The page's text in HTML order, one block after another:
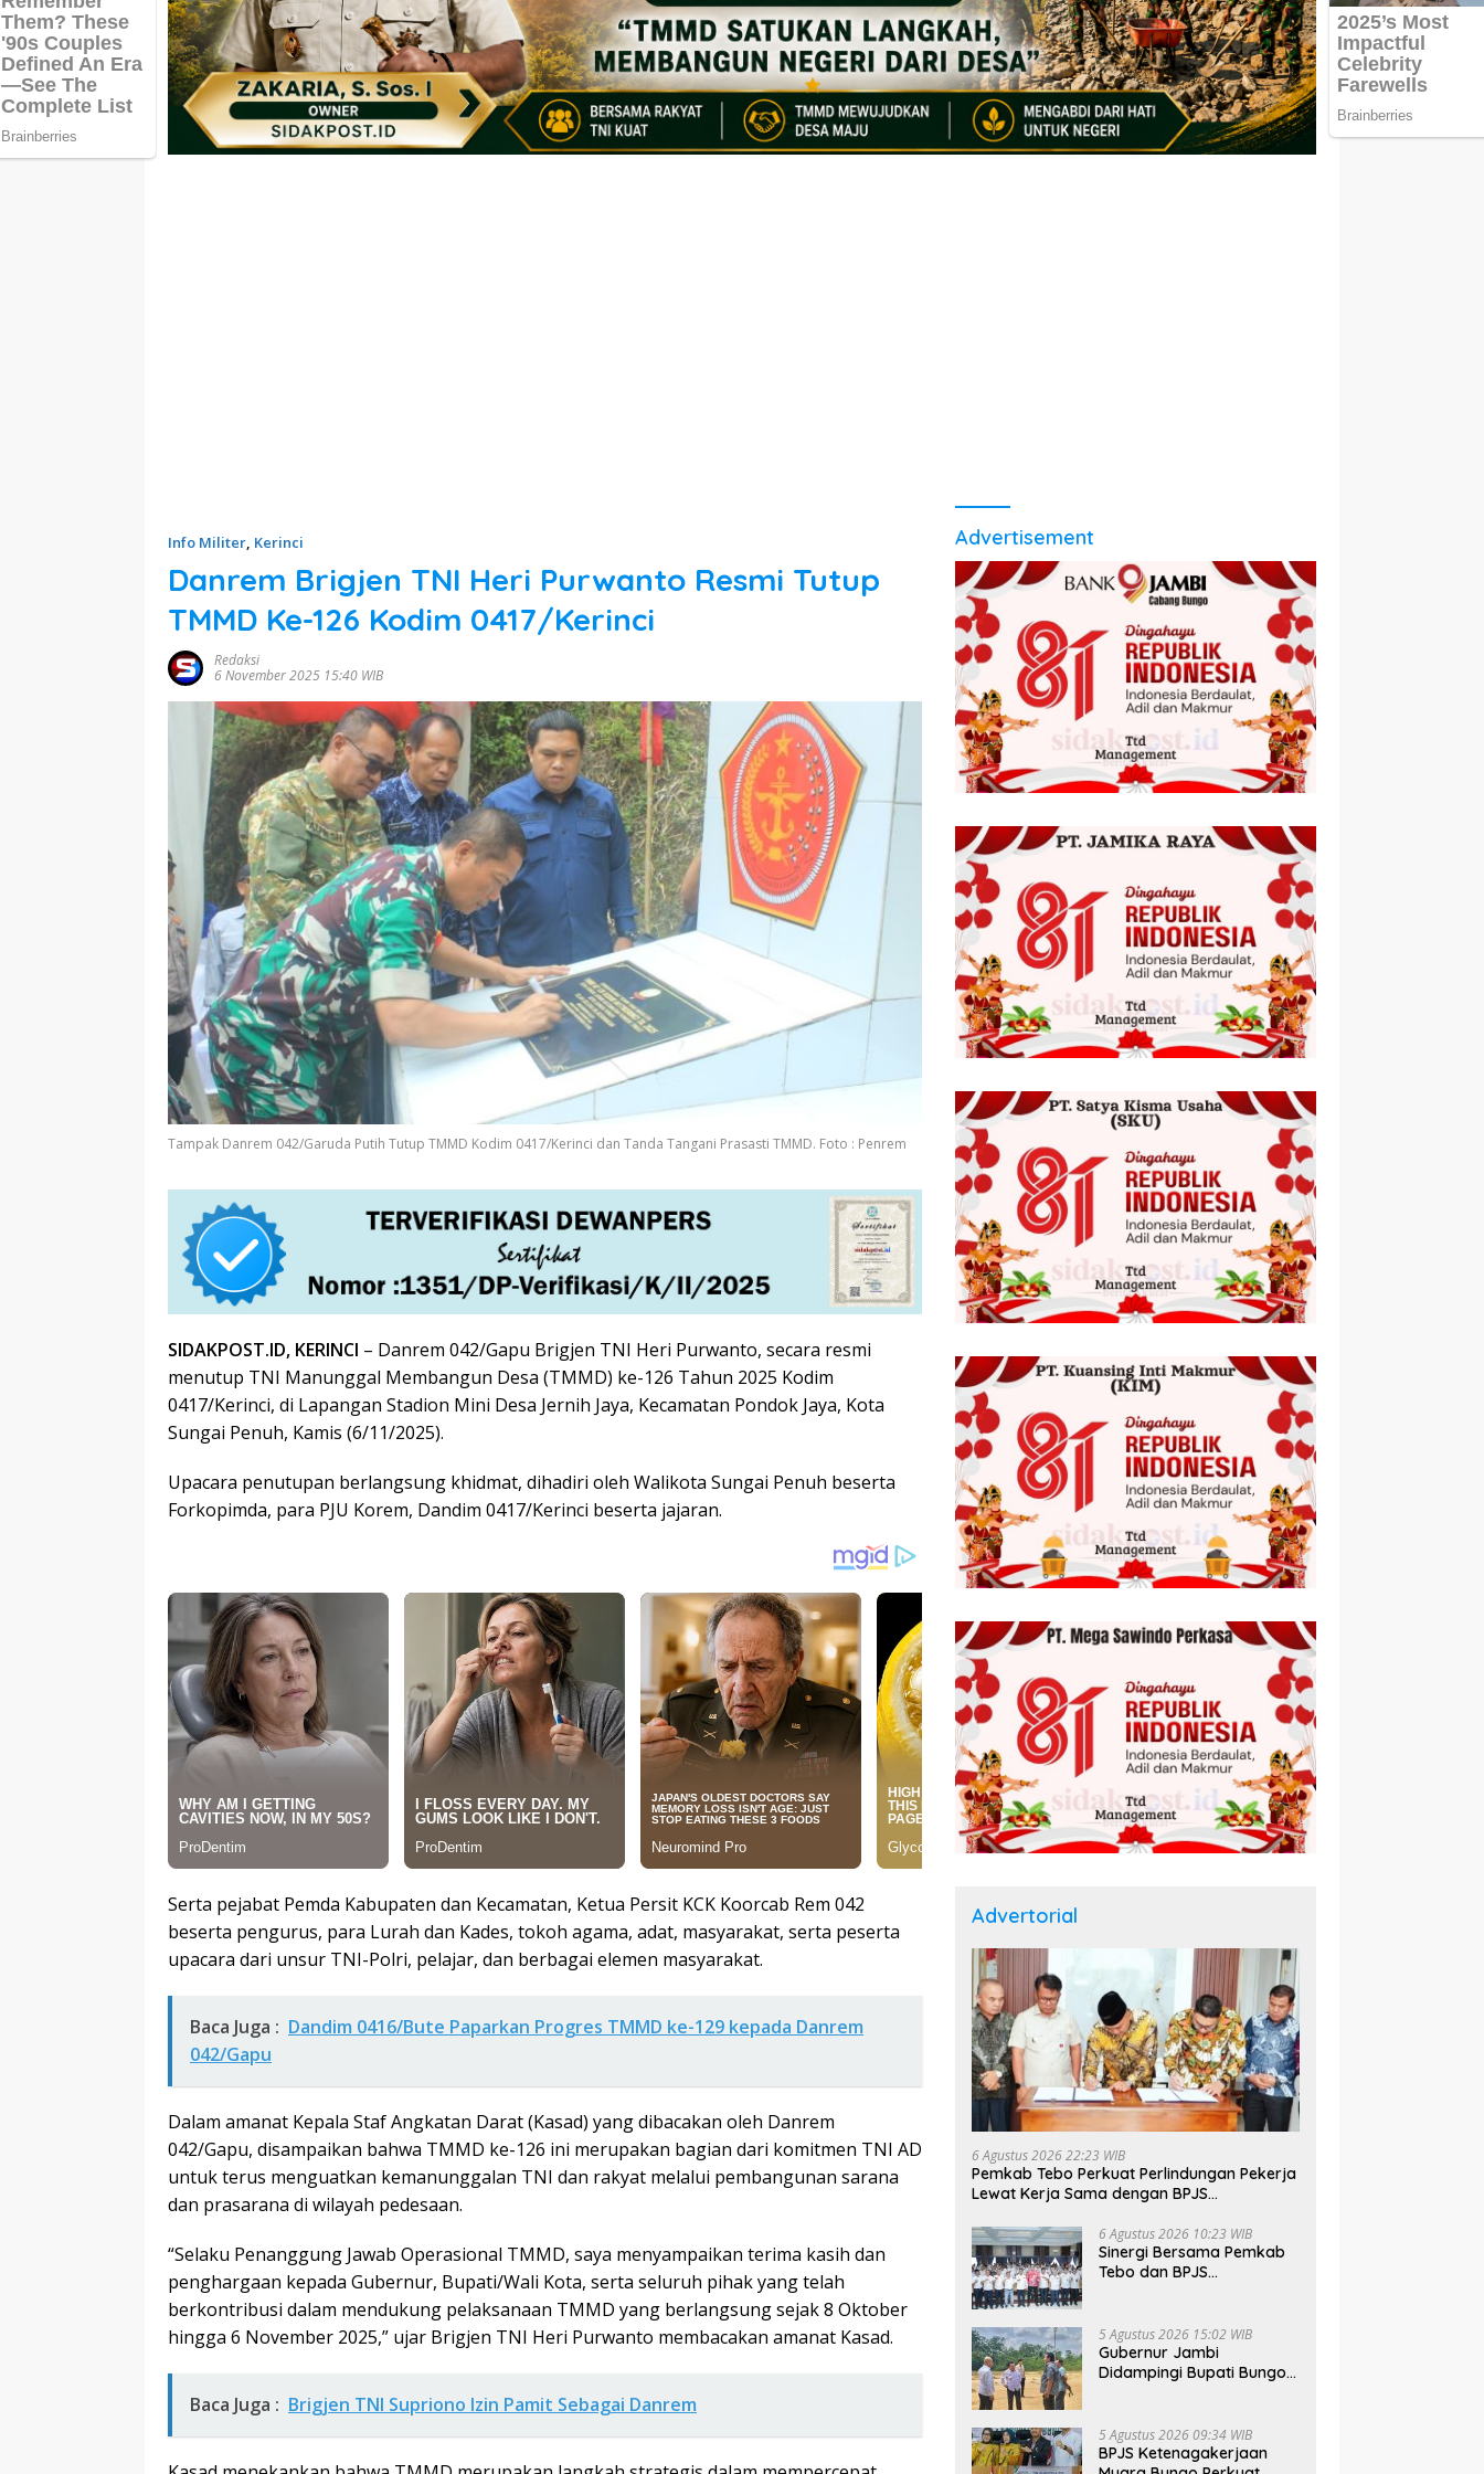
Info Militer, Kerinci
Danrem Brigjen TNI Heri Purwanto Resmi Tutup
TMMD Ke-126 Kodim 0417/Kerinci
Redaksi
6 November 2025 15:40 WIB
Tampak Danrem 042/Garuda Putih Tutup TMMD Kodim 0417/Kerinci dan Tanda Tangani Prasasti TMMD. Foto : Penrem
SIDAKPOST.ID, KERINCI – Danrem 042/Gapu Brigjen TNI Heri Purwanto, secara resmi
menutup TNI Manunggal Membangun Desa (TMMD) ke-126 Tahun 2025 Kodim
0417/Kerinci, di Lapangan Stadion Mini Desa Jernih Jaya, Kecamatan Pondok Jaya, Kota
Sungai Penuh, Kamis (6/11/2025).
Upacara penutupan berlangsung khidmat, dihadiri oleh Walikota Sungai Penuh beserta
Forkopimda, para PJU Korem, Dandim 0417/Kerinci beserta jajaran.
Serta pejabat Pemda Kabupaten dan Kecamatan, Ketua Persit KCK Koorcab Rem 042
beserta pengurus, para Lurah dan Kades, tokoh agama, adat, masyarakat, serta peserta
upacara dari unsur TNI-Polri, pelajar, dan berbagai elemen masyarakat.
Baca Juga : Dandim 0416/Bute Paparkan Progres TMMD ke-129 kepada Danrem
042/Gapu
Dalam amanat Kepala Staf Angkatan Darat (Kasad) yang dibacakan oleh Danrem
042/Gapu, disampaikan bahwa TMMD ke-126 ini merupakan bagian dari komitmen TNI AD
untuk terus menguatkan kemanunggalan TNI dan rakyat melalui pembangunan sarana
dan prasarana di wilayah pedesaan.
“Selaku Penanggung Jawab Operasional TMMD, saya menyampaikan terima kasih dan
penghargaan kepada Gubernur, Bupati/Wali Kota, serta seluruh pihak yang telah
berkontribusi dalam mendukung pelaksanaan TMMD yang berlangsung sejak 8 Oktober
hingga 6 November 2025,” ujar Brigjen TNI Heri Purwanto membacakan amanat Kasad.
Baca Juga : Brigjen TNI Supriono Izin Pamit Sebagai Danrem
Advertisement
Advertorial
6 Agustus 2026 22:23 WIB
Pemkab Tebo Perkuat Perlindungan Pekerja
Lewat Kerja Sama dengan BPJS
6 Agustus 2026 10:23 WIB
Sinergi Bersama Pemkab
Tebo dan BPJS
hingga ke Desa
5 Agustus 2026 15:02 WIB
Gubernur Jambi
Didampingi Bupati Bungo
5 Agustus 2026 09:34 WIB
BPJS Ketenagakerjaan